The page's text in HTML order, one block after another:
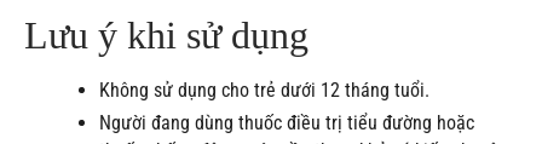
Lưu ý khi sử dụng
Không sử dụng cho trẻ dưới 12 tháng tuổi.
Người đang dùng thuốc điều trị tiểu đường hoặc